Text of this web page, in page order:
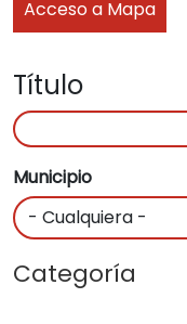
Acceso a Mapa
Título
Municipio
Categoría